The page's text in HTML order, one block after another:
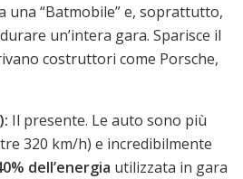
una “Batmobile” e, soprattutto,
un’intera gara. Sparisce il
costruttori come Porsche,
Il presente. Le auto sono più
320 km/h) e incredibilmente
dell’energia utilizzata in gara